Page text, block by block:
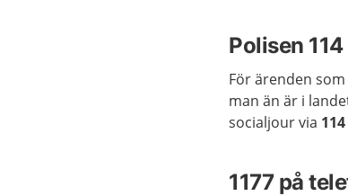
Polisen 114
För ären­den
man än är i
socialjour via
1177 på